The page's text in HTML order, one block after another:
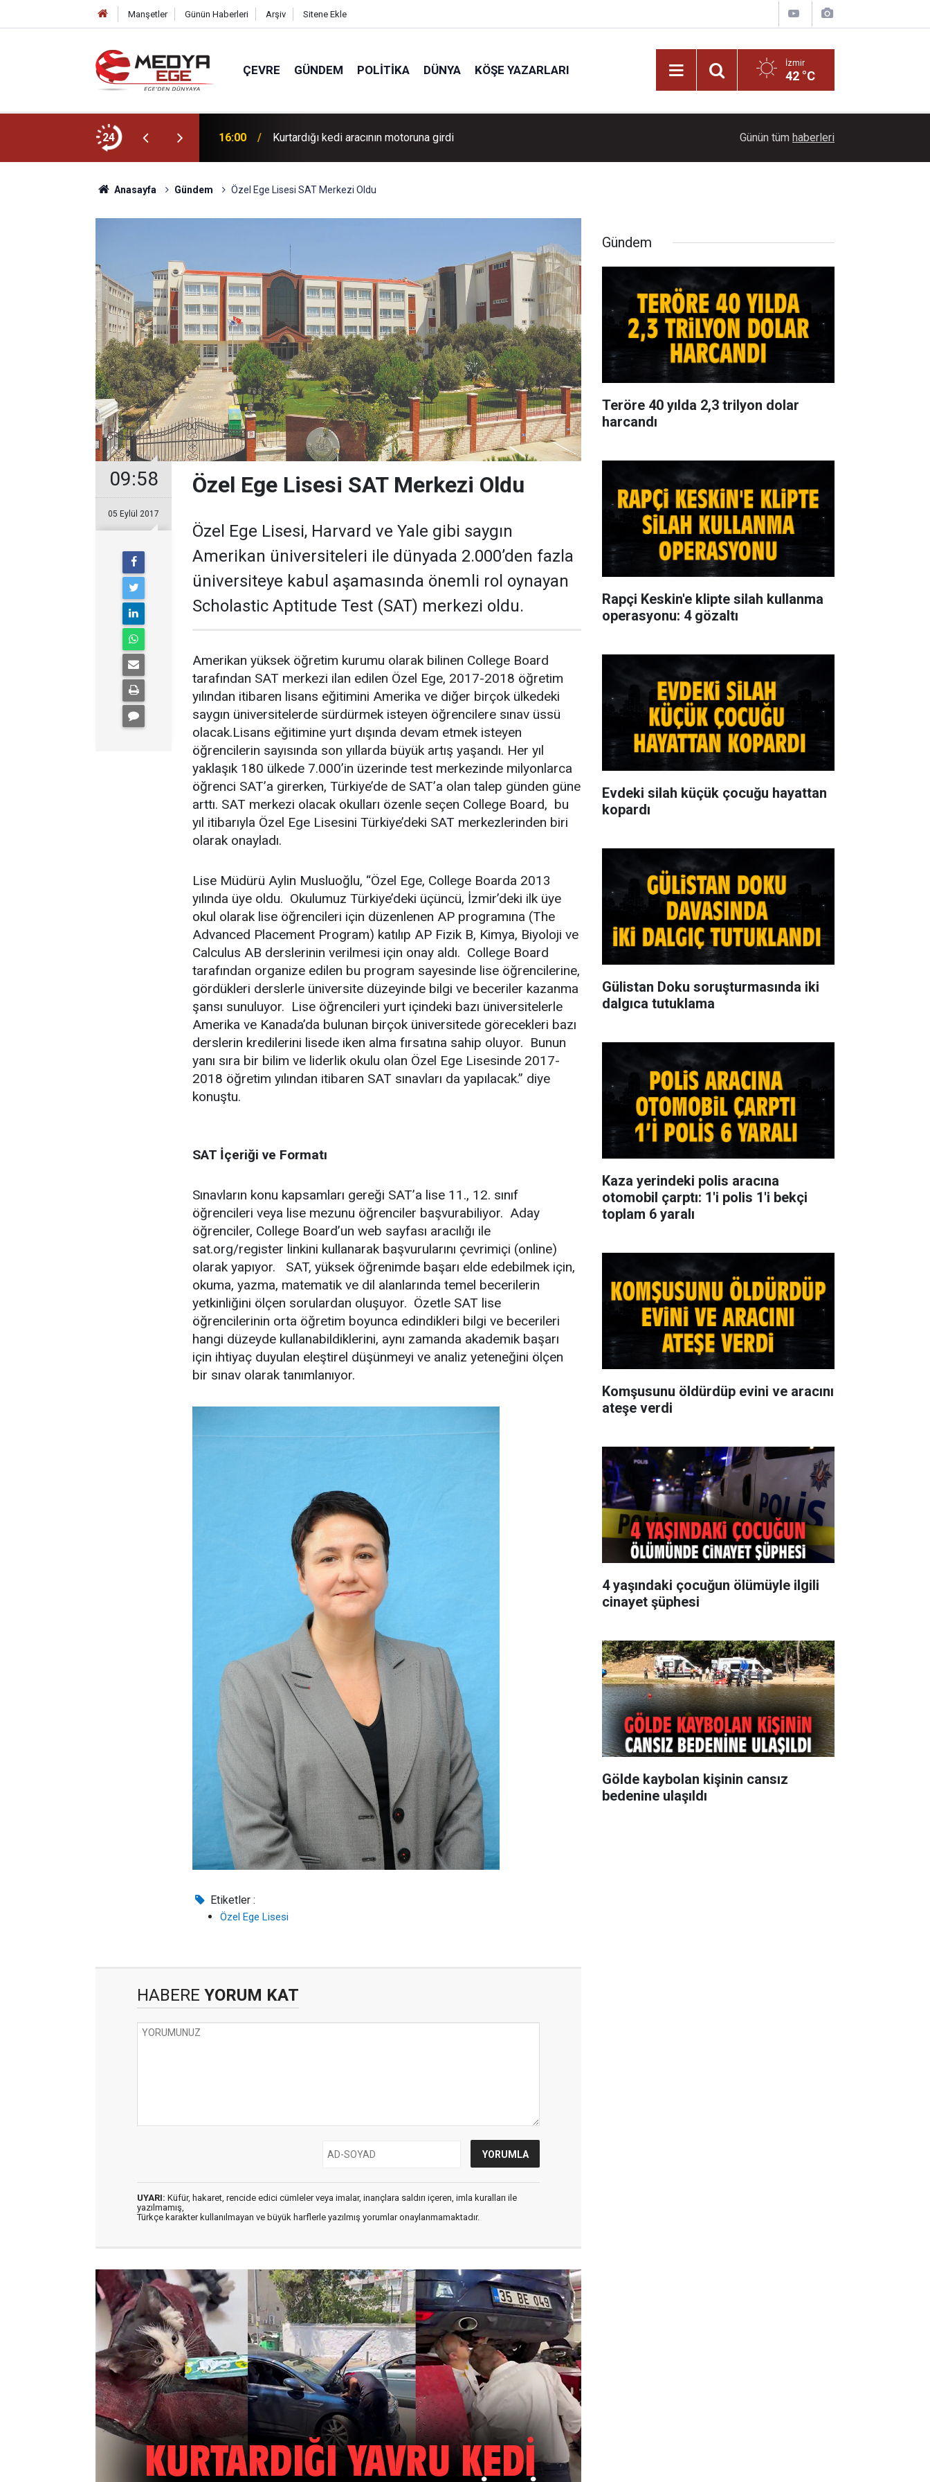
Manşetler Günün Haberleri Arşiv Sitene Ekle
ÇEVRE GÜNDEM POLITIKA DÜNYA KÖŞE YAZARLARI İzmir
42 °C
24
Gündemin Nabzı’nda! 16:00 Kurtardığı kedi aracının motoruna girdi Teröre 40 yılda 2,3 trilyon dolar harcandı
Günün tüm haberleri
Anasayfa Gündem Özel Ege Lisesi SAT Merkezi Oldu
09:58
05 Eylül 2017
Özel Ege Lisesi SAT Merkezi Oldu
Özel Ege Lisesi, Harvard ve Yale gibi saygın
Amerikan üniversiteleri ile dünyada 2.000’den fazla
üniversiteye kabul aşamasında önemli rol oynayan
Scholastic Aptitude Test (SAT) merkezi oldu.
Amerikan yüksek öğretim kurumu olarak bilinen College Board
tarafından SAT merkezi ilan edilen Özel Ege, 2017-2018 öğretim
yılından itibaren lisans eğitimini Amerika ve diğer birçok ülkedeki
saygın üniversitelerde sürdürmek isteyen öğrencilere sınav üssü
olacak.Lisans eğitimine yurt dışında devam etmek isteyen
öğrencilerin sayısında son yıllarda büyük artış yaşandı. Her yıl
yaklaşık 180 ülkede 7.000’in üzerinde test merkezinde milyonlarca
öğrenci SAT’a girerken, Türkiye’de de SAT’a olan talep günden güne
arttı. SAT merkezi olacak okulları özenle seçen College Board, bu
yıl itibarıyla Özel Ege Lisesini Türkiye’deki SAT merkezlerinden biri
olarak onayladı.
Lise Müdürü Aylin Musluoğlu, “Özel Ege, College Boarda 2013
yılında üye oldu. Okulumuz Türkiye’deki üçüncü, İzmir’deki ilk üye
okul olarak lise öğrencileri için düzenlenen AP programına (The
Advanced Placement Program) katılıp AP Fizik B, Kimya, Biyoloji ve
Calculus AB derslerinin verilmesi için onay aldı. College Board
tarafından organize edilen bu program sayesinde lise öğrencilerine,
gördükleri derslerle üniversite düzeyinde bilgi ve beceriler kazanma
şansı sunuluyor. Lise öğrencileri yurt içindeki bazı üniversitelerle
Amerika ve Kanada’da bulunan birçok üniversitede görecekleri bazı
derslerin kredilerini lisede iken alma fırsatına sahip oluyor. Bunun
yanı sıra bir bilim ve liderlik okulu olan Özel Ege Lisesinde 2017-
2018 öğretim yılından itibaren SAT sınavları da yapılacak.” diye
konuştu.
SAT İçeriği ve Formatı
Sınavların konu kapsamları gereği SAT’a lise 11., 12. sınıf
öğrencileri veya lise mezunu öğrenciler başvurabiliyor. Aday
öğrenciler, College Board’un web sayfası aracılığı ile
sat.org/register linkini kullanarak başvurularını çevrimiçi (online)
olarak yapıyor. SAT, yüksek öğrenimde başarı elde edebilmek için,
okuma, yazma, matematik ve dil alanlarında temel becerilerin
yetkinliğini ölçen sorulardan oluşuyor. Özetle SAT lise
öğrencilerinin orta öğretim boyunca edindikleri bilgi ve becerileri
hangi düzeyde kullanabildiklerini, aynı zamanda akademik başarı
için ihtiyaç duyulan eleştirel düşünmeyi ve analiz yeteneğini ölçen
bir sınav olarak tanımlanıyor.
Etiketler :
Özel Ege Lisesi
HABERE YORUM KAT
UYARI: Küfür, hakaret, rencide edici cümleler veya imalar, inançlara saldırı içeren, imla kuralları ile
yazılmamış,
Türkçe karakter kullanılmayan ve büyük harflerle yazılmış yorumlar onaylanmamaktadır.
Gündem
Teröre 40 yılda 2,3 trilyon dolar
harcandı
Rapçi Keskin'e klipte silah kullanma
operasyonu: 4 gözaltı
Evdeki silah küçük çocuğu hayattan
kopardı
Gülistan Doku soruşturmasında iki
dalgıca tutuklama
Kaza yerindeki polis aracına
otomobil çarptı: 1'i polis 1'i bekçi
toplam 6 yaralı
Komşusunu öldürdüp evini ve aracını
ateşe verdi
4 yaşındaki çocuğun ölümüyle ilgili
cinayet şüphesi
Gölde kaybolan kişinin cansız
bedenine ulaşıldı